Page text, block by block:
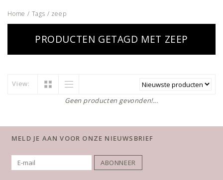
Home / Tags / zeep
PRODUCTEN GETAGD MET ZEEP
View:
Geen producten gevonden!...
MELD JE AAN VOOR ONZE NIEUWSBRIEF
ABONNEER